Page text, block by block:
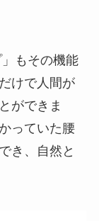
もその機能
けで人間が
ができま
っていた腰
き、自然と